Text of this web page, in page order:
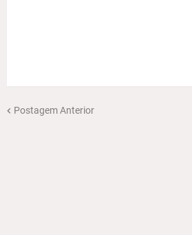
Postagem Anterior